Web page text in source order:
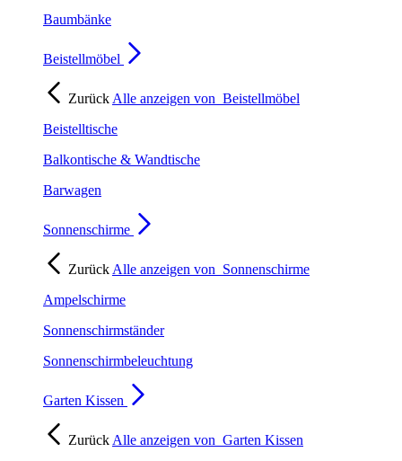
Baumbänke
Beistellmöbel
Zurück Alle anzeigen von Beistellmöbel
Beistelltische
Balkontische & Wandtische
Barwagen
Sonnenschirme
Zurück Alle anzeigen von Sonnenschirme
Ampelschirme
Sonnenschirmständer
Sonnenschirmbeleuchtung
Garten Kissen
Zurück Alle anzeigen von Garten Kissen